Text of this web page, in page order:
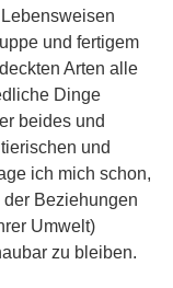
weisen
und fertigem
Arten alle
Dinge
beides und
und
ich mich schon,
der Beziehungen
Umwelt)
zu bleiben.